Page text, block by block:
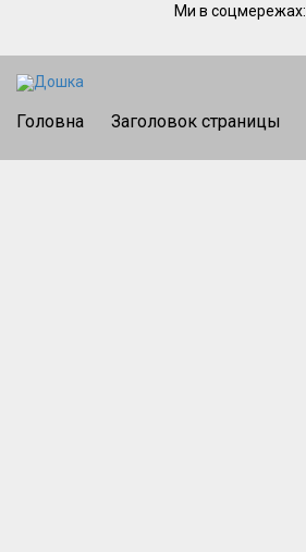
Ми в соцмережах:
Головна Заголовок страницы